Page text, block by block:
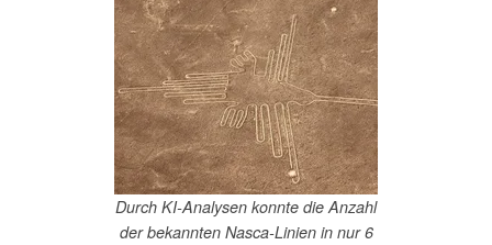
Durch KI-Analysen konnte die Anzahl
der bekannten Nasca-Linien in nur 6